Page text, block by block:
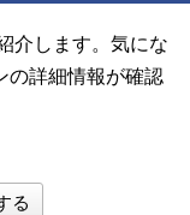
介します。気にな
の詳細情報が確認
る